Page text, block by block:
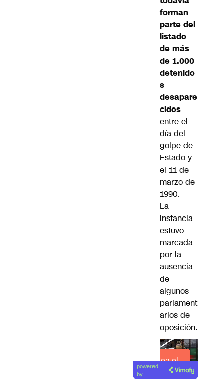
forman
parte del
listado
de más
de 1.000
detenido
s
desapare
cidos
entre el
día del
golpe de
Estado y
el 11 de
marzo de
1990.
La
instancia
estuvo
marcada
por la
ausencia
de
algunos
parlament
arios de
oposición.
Lea el
artículo
powered
by